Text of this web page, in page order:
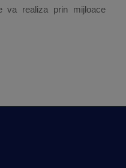
va realiza prin mijloace